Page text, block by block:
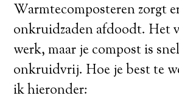
Warmtecomposteren zorgt
onkruidzaden afdoodt. Het
werk, maar je compost is
onkruidvrij. Hoe je best te
ik hieronder: